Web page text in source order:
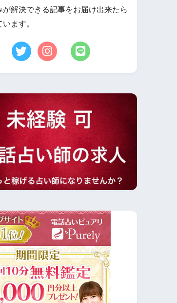
が解決できる記事をお届け出来たら
ます。